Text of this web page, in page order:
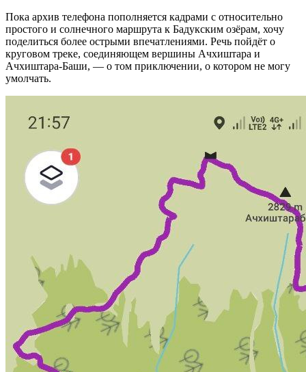
Пока архив телефона пополняется кадрами с относительно
простого и солнечного маршрута к Бадукским озёрам, хочу
поделиться более острыми впечатлениями. Речь пойдёт о
круговом треке, соединяющем вершины Ачхиштара и
Ачхиштара-Баши, — о том приключении, о котором не могу
умолчать.